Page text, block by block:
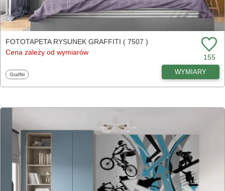
FOTOTAPETA RYSUNEK GRAFFITI ( 7507 )
Cena zależy od wymiarów
155
Fototapety
Graffiti WYMIARY